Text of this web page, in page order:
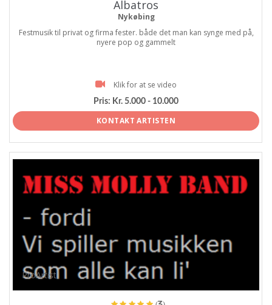
Albatros
Nykøbing
Festmusik til privat og firma fester. både det man kan synge med på,
nyere pop og gammelt
Klik for at se video
Pris: Kr. 5.000 - 10.000
KONTAKT ARTISTEN
ProArtist